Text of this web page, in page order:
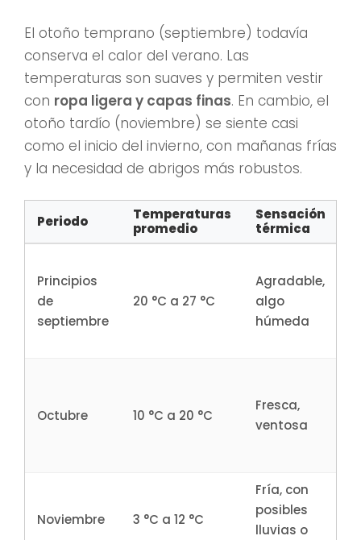
El otoño temprano (septiembre) todavía
conserva el calor del verano. Las
temperaturas son suaves y permiten vestir
con ropa ligera y capas finas. En cambio, el
otoño tardío (noviembre) se siente casi
como el inicio del invierno, con mañanas frías
y la necesidad de abrigos más robustos.
Periodo
Temperaturas
promedio
Sensación
térmica
Principios
de
septiembre
20 °C a 27 °C
Agradable,
algo
húmeda
Octubre 10 °C a 20 °C
Fresca,
ventosa
Noviembre 3 °C a 12 °C
Fría, con
posibles
lluvias o